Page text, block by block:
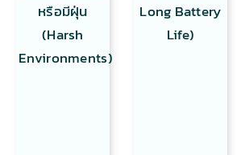
หรือมีฝุ่น
(Harsh
Environments)
Long Battery
Life)